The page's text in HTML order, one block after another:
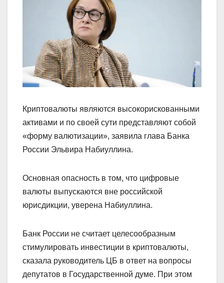
Криптовалюты являются высокорискованными
активами и по своей сути представляют собой
«форму валютизации», заявила глава Банка
России Эльвира Набиуллина.
Основная опасность в том, что цифровые
валюты выпускаются вне российской
юрисдикции, уверена Набиуллина.
Банк России не считает целесообразным
стимулировать инвестиции в криптовалюты,
сказала руководитель ЦБ в ответ на вопросы
депутатов в Государственной думе. При этом